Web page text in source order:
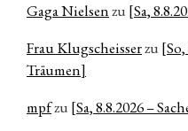
Gaga Nielsenzu [Sa,
Frau Klugscheisserzu
Träumen]
mpfzu [Sa, 8.8.2026 –